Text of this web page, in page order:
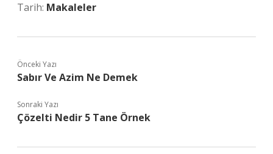
Tarih: Makaleler
Önceki Yazı
Sabır Ve Azim Ne Demek
Sonraki Yazı
Çözelti Nedir 5 Tane Örnek